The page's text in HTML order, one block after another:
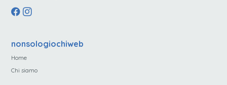
nonsologiochiweb
Home
Chi siamo